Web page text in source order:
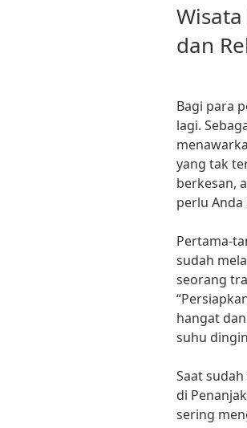
dan
Bagi para
lagi.
yang tak
berkesan,
perlu Anda
Pertama-
sudah
seorang
hangat
suhu
Saat
di
sering